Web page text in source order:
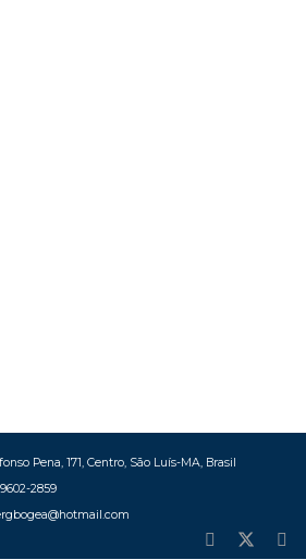
Pena, 171, Centro, São Luís-MA, Brasil
2859